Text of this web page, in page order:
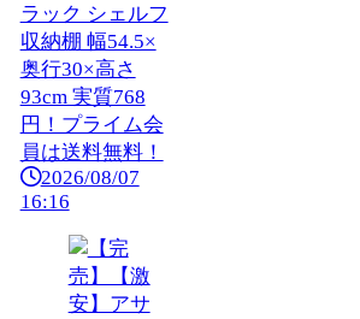
ラック シェルフ
収納棚 幅54.5×
奥行30×高さ
93cm 実質768
円！プライム会
員は送料無料！
2026/08/07
16:16